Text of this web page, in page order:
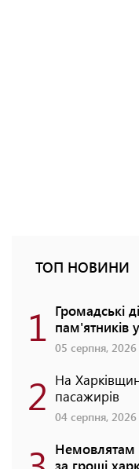
ТОП НОВИНИ
1 Громадські
пам'ятників
05 серпня,
2 На
пасажирів
04 серпня,
Немовлятам
за гроші